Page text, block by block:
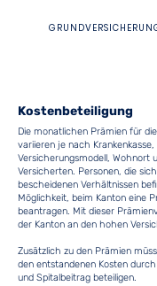
Kostenbeteiligung
Die monatlichen Prämien für
variieren je nach
Versicherungsmodell, Wohnort
Versicherten. Personen, die
bescheidenen Verhältnissen
Möglichkeit, beim Kanton eine
beantragen. Mit dieser
der Kanton an den hohen
Zusätzlich zu den Prämien
den entstandenen Kosten
und Spitalbeitrag beteiligen.